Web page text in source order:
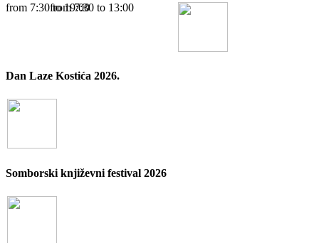
from 7:30 tо 19:00from 7:30 tо 13:00
Dan Laze Kostića 2026.
Somborski književni festival 2026